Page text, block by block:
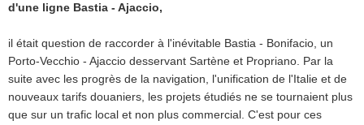
d'une ligne Bastia - Ajaccio,
il était question de raccorder à l'inévitable Bastia - Bonifacio, un
Porto-Vecchio - Ajaccio desservant Sartène et Propriano. Par la
suite avec les progrès de la navigation, l'unification de l'Italie et de
nouveaux tarifs douaniers, les projets étudiés ne se tournaient plus
que sur un trafic local et non plus commercial. C'est pour ces